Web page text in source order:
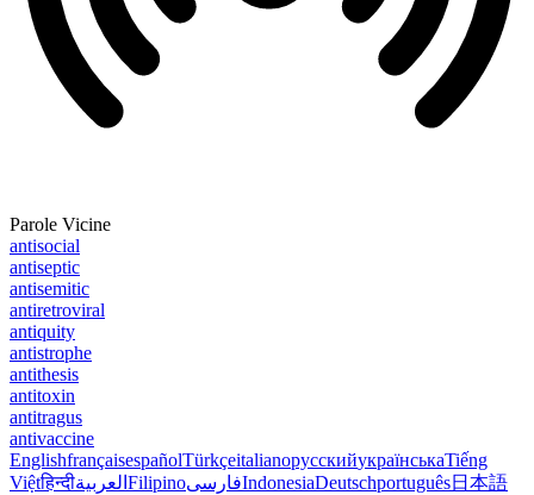
Parole Vicine
antisocial
antiseptic
antisemitic
antiretroviral
antiquity
antistrophe
antithesis
antitoxin
antitragus
antivaccine
EnglishfrançaisespañolTürkçeitalianoрусскийукраїнськаTiếng
Việtहिन्दीالعربية FilipinoفارسیIndonesiaDeutschportuguês日本語